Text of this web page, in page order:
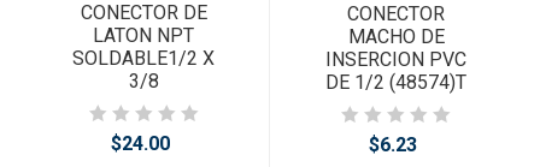
CONECTOR DE
LATON NPT
SOLDABLE1/2 X
3/8
$24.00
CONECTOR
MACHO DE
INSERCION PVC
DE 1/2 (48574)T
$6.23